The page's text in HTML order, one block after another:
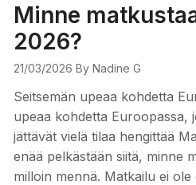
Minne
2026?
21/03/2026 By Nadine G
Seitsemän upeaa kohdetta
upeaa kohdetta Euroopassa,
jättävät vielä tilaa hengittää
enää pelkästään siitä, minne
milloin mennä. Matkailu ei